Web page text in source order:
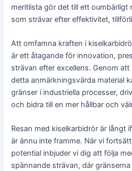
meritlista gör det till ett oumbärligt
som strävar efter effektivitet,
Att omfamna kraften i
är ett åtagande för innovation,
strävan efter excellens. Genom
detta anmärkningsvärda material
gränser i industriella processer,
och bidra till en mer hållbar och
Resan med kiselkarbidrör är långt
är ännu inte framme. När vi
potential inbjuder vi dig att följa
spännande strävan, där